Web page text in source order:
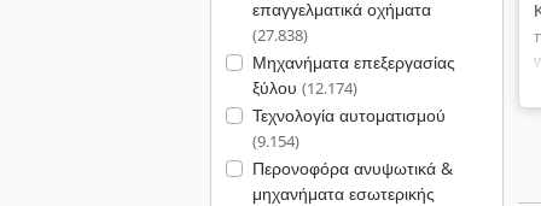
επαγγελματικά οχήματα
(27.838)
Μηχανήματα επεξεργασίας
ξύλου (12.174)
Τεχνολογία αυτοματισμού
(9.154)
Περονοφόρα ανυψωτικά &
μηχανήματα εσωτερικής